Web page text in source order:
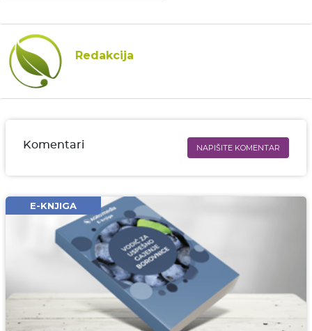
Redakcija
Komentari NAPIŠITE KOMENTAR
Email* obavezno
Komentar* obavezno
E-KNJIGA